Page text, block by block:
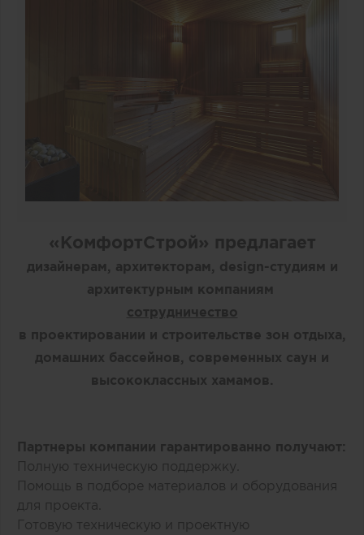
«КомфортСтрой» предлагает
дизайнерам, архитекторам, design-студиям и
архитектурным компаниям
сотрудничество
в проектировании и строительстве зон отдыха,
домашних бассейнов, современных саун и
высококлассных хамамов.
Партнеры компании гарантированно получают:
Полную техническую поддержку.
Помощь в подборе материалов и оборудования
для проекта.
Готовую техническую и проектную